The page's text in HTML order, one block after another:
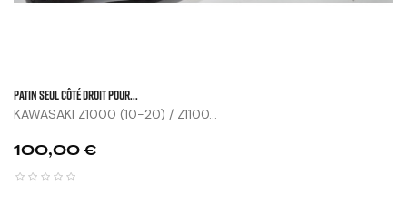
Patin Seul Côté Droit Pour...
KAWASAKI Z1000 (10-20) / Z1100...
Prix
100,00 €